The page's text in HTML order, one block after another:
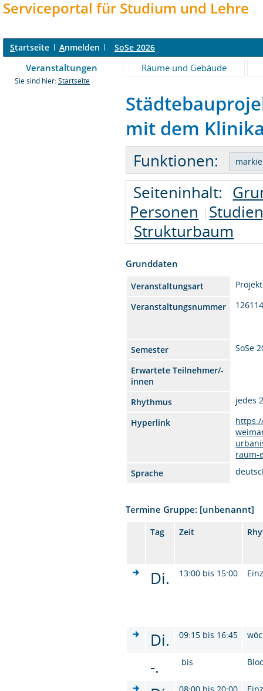
Serviceportal für Studium und Lehre
Startseite Anmelden SoSe 2026
Veranstaltungen Räume und Gebäude
Sie sind hier: Startseite
mit dem
Funktionen:
Seiteninhalt:
Personen
Strukturbaum
Grunddaten
Veranstaltungsart
Projekt
Veranstaltungsnummer
Semester
SoSe
Erwartete Teilnehmer/-
innen
Rhythmus
jedes
Hyperlink
raum-
Sprache
Termine Gruppe: [unbenannt]
Tag Zeit
Di. 13:00 bis 15:00
Di. 09:15 bis 16:45
-. bis